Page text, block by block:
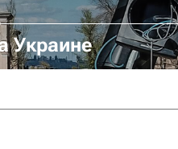
Украине